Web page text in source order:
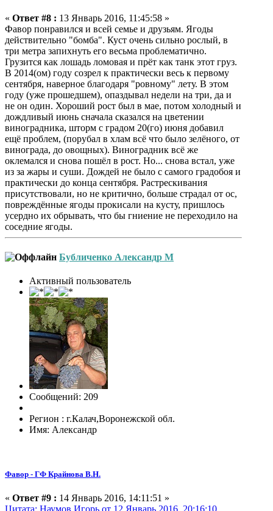
« Ответ #8 : 13 Январь 2016, 11:45:58 »
Фавор понравился и всей семье и друзьям. Ягоды
действительно "бомба". Куст очень сильно рослый, в
три метра запихнуть его весьма проблематично.
Грузится как лошадь ломовая и прёт как танк этот груз.
В 2014(ом) году созрел к практически весь к первому
сентября, наверное благодаря "ровному" лету. В этом
году (уже прошедшем), опаздывал недели на три, да и
не он один. Хороший рост был в мае, потом холодный и
дождливый июнь сначала сказался на цветении
виноградника, шторм с градом 20(го) июня добавил
ещё проблем, (порубал в хлам всё что было зелёного, от
винограда, до овощных). Виноградник всё же
оклемался и снова пошёл в рост. Но... снова встал, уже
из за жары и суши. Дождей не было с самого градобоя и
практически до конца сентября. Растрескивания
присутствовали, но не критично, больше страдал от ос,
повреждённые ягоды прокисали на кусту, пришлось
усердно их обрывать, что бы гниение не переходило на
соседние ягоды.
Бубличенко Александр М
Активный пользователь
Сообщений: 209
Регион : г.Калач,Воронежской обл.
Имя: Александр
Фавор - ГФ Крайнова В.Н.
« Ответ #9 : 14 Январь 2016, 14:11:51 »